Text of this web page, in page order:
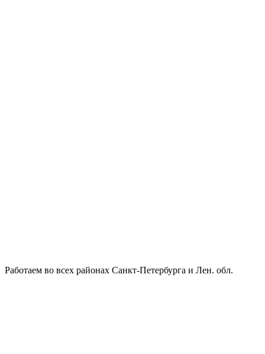
Работаем во всех районах Санкт-Петербурга и Лен. обл.